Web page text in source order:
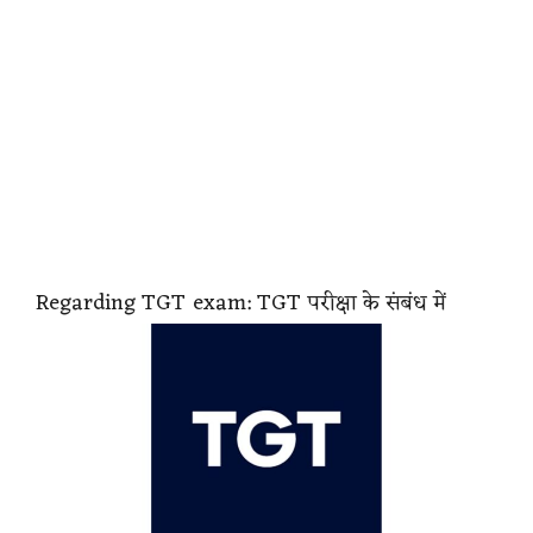
Regarding TGT exam: TGT परीक्षा के संबंध में